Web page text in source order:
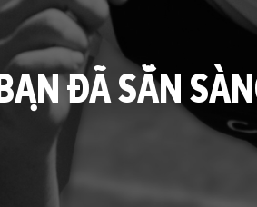
BẠN ĐÃ SẴN